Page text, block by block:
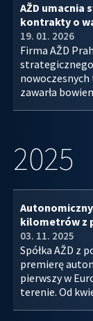
AŽD umacnia
kontrakty o
19. 01. 2026
Firma AŽD
zawarła
2025
Autonomiczny
kilometrów z
03. 11. 2025
Spółka AŽD z
premierę
pierwszy w
terenie. Od